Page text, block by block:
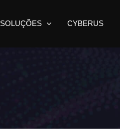
SOLUÇÕES CYBERUS